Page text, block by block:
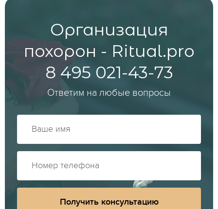
Организация
похорон - Ritual.pro
8 495 021-43-73
Ответим на любые вопросы
Получить консультацию